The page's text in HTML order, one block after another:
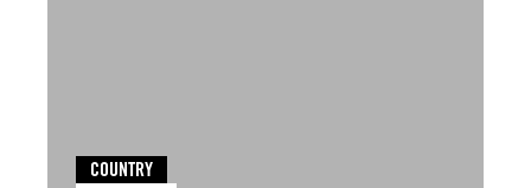
COUNTRY